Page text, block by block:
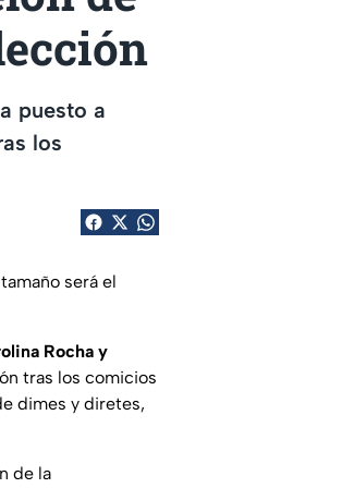
puesto a
los
será el
Rocha y
tras los comicios
dimes y diretes,
de la